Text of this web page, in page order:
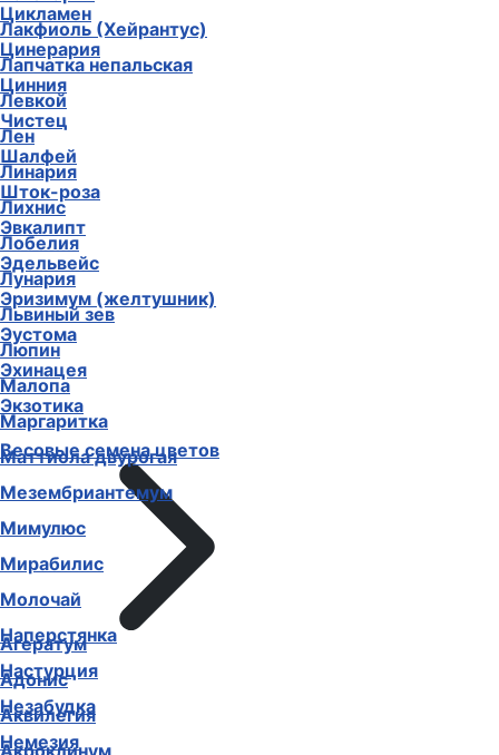
Цикламен
Цинерария
Цинния
Чистец
Шалфей
Шток-роза
Эвкалипт
Эдельвейс
Эризимум (желтушник)
Эустома
Эхинацея
Экзотика
Весовые семена цветов
Агератум
Адонис
Аквилегия
Акроклинум
Лакфиоль (Хейрантус)
Лапчатка непальская
Левкой
Лен
Линария
Лихнис
Лобелия
Лунария
Львиный зев
Люпин
Малопа
Маргаритка
Маттиола двурогая
Мезембриантемум
Мимулюс
Мирабилис
Молочай
Наперстянка
Настурция
Незабудка
Немезия